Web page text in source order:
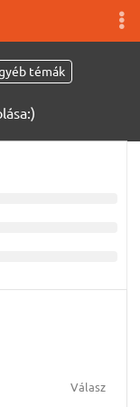
témák
Válasz